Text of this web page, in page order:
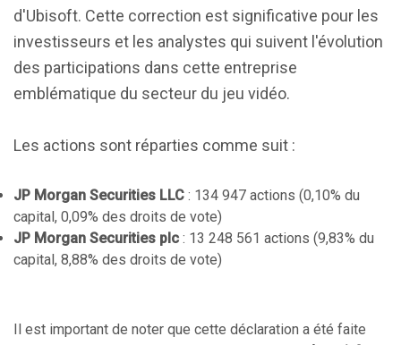
d'Ubisoft. Cette correction est significative pour les
investisseurs et les analystes qui suivent l'évolution
des participations dans cette entreprise
emblématique du secteur du jeu vidéo.
Les actions sont réparties comme suit :
JP Morgan Securities LLC : 134 947 actions (0,10% du
capital, 0,09% des droits de vote)
JP Morgan Securities plc : 13 248 561 actions (9,83% du
capital, 8,88% des droits de vote)
Il est important de noter que cette déclaration a été faite